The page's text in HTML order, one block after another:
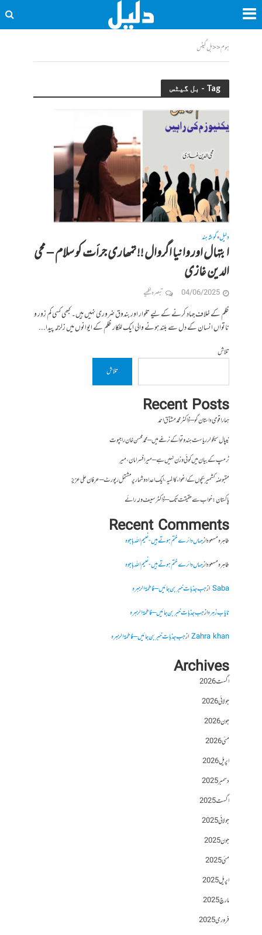
ہوم<<بل گیٹس
Tag - بل گیٹس
دلیل•گوشہ ہند
ابتہال اور وانیا اگروال !! تمھاری جرأت کو سلام – محی
الدین غازی
04/06/2025 تبصرہ لکھیے
ظلم کے خلاف جہاد کرنے کے لیے تلوار اور بندوق ضروری نہیں ہیں۔ کبھی کسی کم زور و
ناتواں انسان کے دل سے بلند ہونے والی ایک للکار ظلم کے ایوانوں میں زلزلہ پیدا...
تلاش
تلاش
Recent Posts
ہمارا قومی داستان گو – ڈاکٹر محمد مشتاق احمد
نیپال سیکولر ریاست ہندوتوا کے نرغے میں – محمد محسن خان راجپوت
ٹرمپ کے بیان میں کوئی وزن نہیں ہے – میر افسرامان،میر
مقبوضہ کشمیر بچوں کے اغواء کا المیہ، ایک اعداد و شمار پر مشتمل رپورٹ – عرفان علی عزیز
پاکستان : خواب سے حقیقت تک – ڈاکٹر سیف ولہ رائے
Recent Comments
طاہرہ مسعودازجہاں دائرے ختم ہوتے ہیں- نعیم اللہ باجوہ
طاہرہ مسعودازجہاں دائرے ختم ہوتے ہیں- نعیم اللہ باجوہ
Sabaازجب جذبات خبر بن جائیں – فاطمۃالزہرہ
نایاب زہرہازجب جذبات خبر بن جائیں – فاطمۃالزہرہ
Zahra khanازجب جذبات خبر بن جائیں – فاطمۃالزہرہ
Archives
اگست 2026
جولائی 2026
جون 2026
مئی 2026
اپریل 2026
دسمبر 2025
اگست 2025
جولائی 2025
جون 2025
مئی 2025
اپریل 2025
مارچ 2025
فروری 2025